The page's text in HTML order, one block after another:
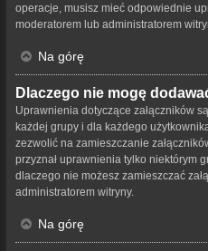
operacje, musisz mieć odpowiednie
moderatorem lub administratorem
Na górę
Dlaczego nie mogę
Uprawnienia dotyczące załączników
każdej grupy i dla każdego
zezwolić na zamieszczanie
przyznał uprawnienia tylko niektórym
dlaczego nie możesz zamieszczać
administratorem witryny.
Na górę